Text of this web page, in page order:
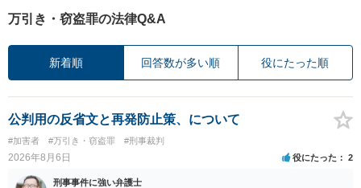
万引き・窃盗罪の法律Q&A
新着順 回答数が多い順 役にたった順
公判用の反省文と再発防止策、について
#加害者 #万引き・窃盗罪 #刑事裁判
2026年8月6日 役にたった 2
刑事事件に強い弁護士